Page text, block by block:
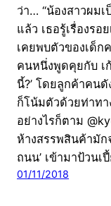
ว่า… “น้องสาวผม
แล้ว เธอรู้เรื่องร
เคยพบตัวของเด็ก
คนหนึ่งพูดคุยกับ เ
นี้?’ โดยลูกค้าคนดั
ก็โน้มตัวด้วยท่าทา
อย่างไรก็ตาม
ห้างสรรพสินค้ามัก
ถนน’ เข้ามาป้วน
01/11/2018